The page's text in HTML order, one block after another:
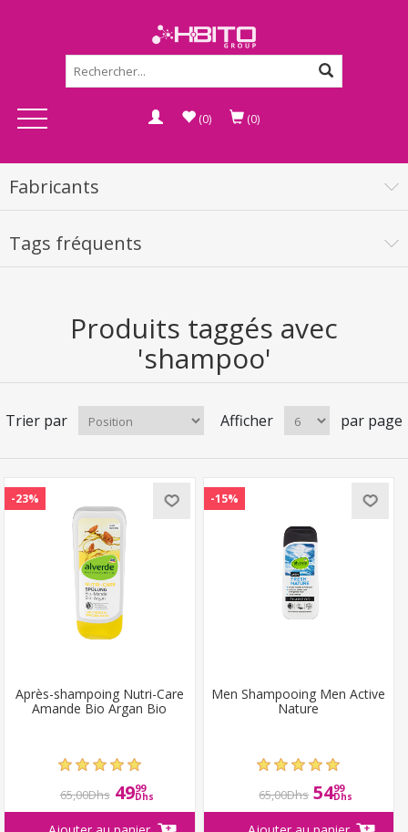
(0) (0)
Fabricants
Tags fréquents
Produits taggés avec
'shampoo'
Trier par Afficher par page
-23%
Après-shampoing Nutri-Care
Amande Bio Argan Bio
65,00Dhs 4999
Dhs
-15%
Men Shampooing Men Active
Nature
65,00Dhs 5499
Dhs